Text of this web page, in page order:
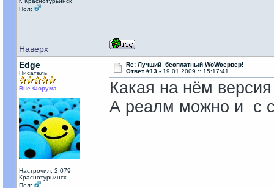
Пол:
Наверх
Edge
Писатель
Вне Форума
Настрочил: 2 079
Краснотурьинск
Пол:
Re: Лучший бесплатный WoWсервер!
Ответ #13 - 19.01.2009 :: 15:17:41
Какая на нём
А реалм можно и с